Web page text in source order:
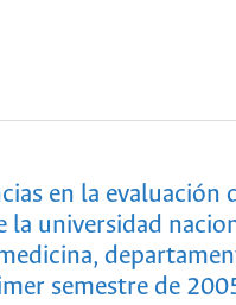
en la evaluación
la universidad
semestre de